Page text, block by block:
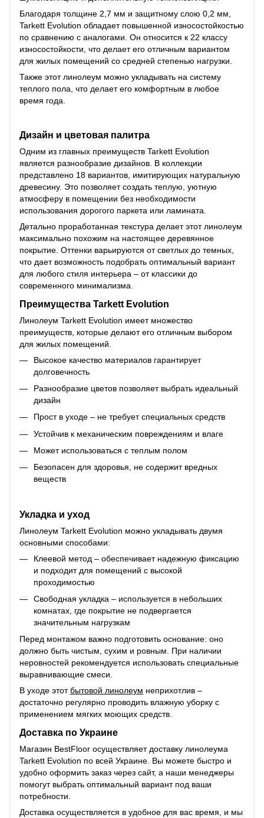
Благодаря толщине 2,7 мм и защитному слою 0,2 мм,
Tarkett Evolution обладает повышенной износостойкостью
по сравнению с аналогами. Он относится к 22 классу
износостойкости, что делает его отличным вариантом
для жилых помещений со средней степенью нагрузки.
Также этот линолеум можно укладывать на систему
теплого пола, что делает его комфортным в любое
время года.
Дизайн и цветовая палитра
Одним из главных преимуществ Tarkett Evolution
является разнообразие дизайнов. В коллекции
представлено 18 вариантов, имитирующих натуральную
древесину. Это позволяет создать теплую, уютную
атмосферу в помещении без необходимости
использования дорогого паркета или ламината.
Детально проработанная текстура делает этот линолеум
максимально похожим на настоящее деревянное
покрытие. Оттенки варьируются от светлых до темных,
что дает возможность подобрать оптимальный вариант
для любого стиля интерьера – от классики до
современного минимализма.
Преимущества Tarkett Evolution
Линолеум Tarkett Evolution имеет множество
преимуществ, которые делают его отличным выбором
для жилых помещений.
Высокое качество материалов гарантирует
долговечность
Разнообразие цветов позволяет выбрать идеальный
дизайн
Прост в уходе – не требует специальных средств
Устойчив к механическим повреждениям и влаге
Может использоваться с теплым полом
Безопасен для здоровья, не содержит вредных
веществ
Укладка и уход
Линолеум Tarkett Evolution можно укладывать двумя
основными способами:
Клеевой метод – обеспечивает надежную фиксацию
и подходит для помещений с высокой
проходимостью
Свободная укладка – используется в небольших
комнатах, где покрытие не подвергается
значительным нагрузкам
Перед монтажом важно подготовить основание: оно
должно быть чистым, сухим и ровным. При наличии
неровностей рекомендуется использовать специальные
выравнивающие смеси.
В уходе этотбытовой линолеум неприхотлив –
достаточно регулярно проводить влажную уборку с
применением мягких моющих средств.
Доставка по Украине
Магазин BestFloor осуществляет доставку линолеума
Tarkett Evolution по всей Украине. Вы можете быстро и
удобно оформить заказ через сайт, а наши менеджеры
помогут выбрать оптимальный вариант под ваши
потребности.
Доставка осуществляется в удобное для вас время, и мы